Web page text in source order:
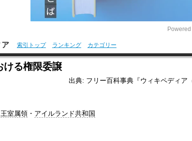
ア 索引トップ ランキング カテゴリー
ける権限委譲
出典: フリー百科事典『ウィキペディ
王室属領・ アイルランド共和国